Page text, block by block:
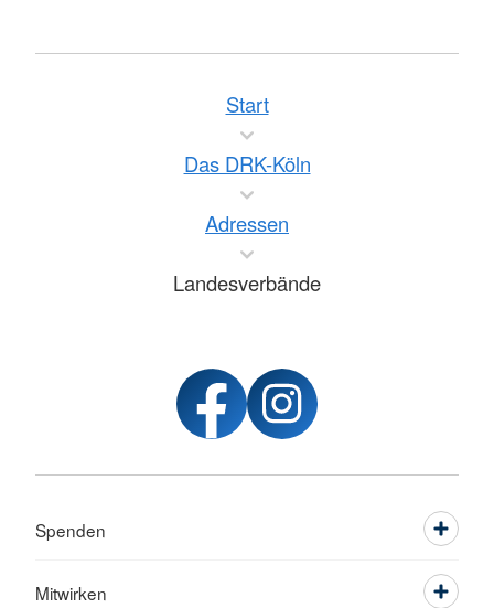
Start
Das DRK-Köln
Adressen
Landesverbände
Spenden
Mitwirken